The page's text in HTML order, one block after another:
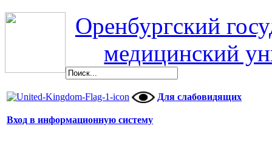
Оренбургский
медицинский
Для слабовидящих
Вход в информационную систему